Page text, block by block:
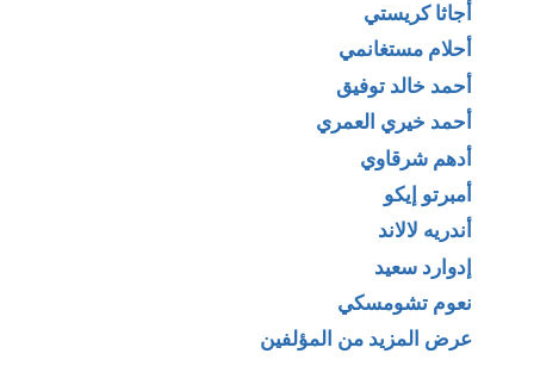
أجاثا كريستي
أحلام مستغانمي
أحمد خالد توفيق
أحمد خيري العمري
أدهم شرقاوي
أمبرتو إيكو
أندريه لالاند
إدوارد سعيد
نعوم تشومسكي
عرض المزيد من المؤلفين